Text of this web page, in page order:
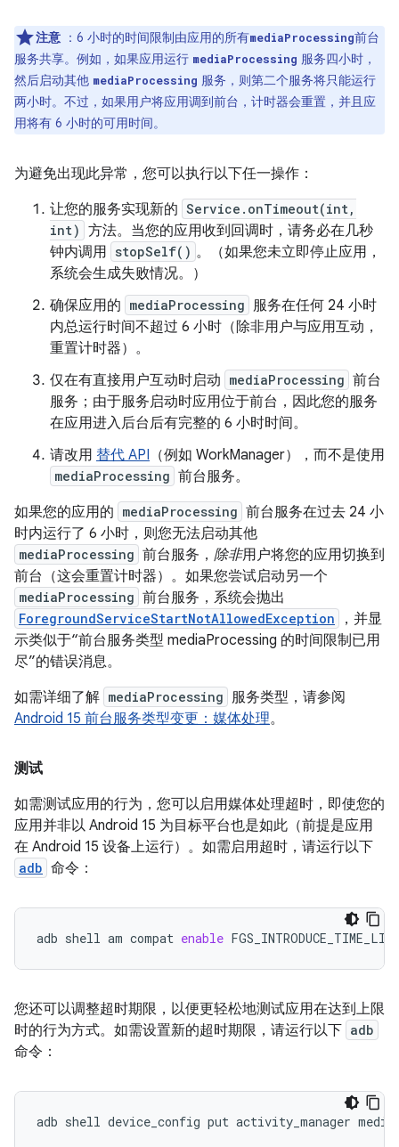
注意 ：6 小时的时间限制由应用的所有mediaProcessing前台
服务共享。例如，如果应用运行 mediaProcessing 服务四小时，
然后启动其他 mediaProcessing 服务，则第二个服务将只能运行
两小时。不过，如果用户将应用调到前台，计时器会重置，并且应
用将有 6 小时的可用时间。
为避免出现此异常，您可以执行以下任一操作：
让您的服务实现新的 Service.onTimeout(int,
int) 方法。当您的应用收到回调时，请务必在几秒
钟内调用 stopSelf() 。（如果您未立即停止应用，
系统会生成失败情况。）
确保应用的 mediaProcessing 服务在任何 24 小时
内总运行时间不超过 6 小时（除非用户与应用互动，
重置计时器）。
仅在有直接用户互动时启动 mediaProcessing 前台
服务；由于服务启动时应用位于前台，因此您的服务
在应用进入后台后有完整的 6 小时时间。
请改用 替代 API （例如 WorkManager），而不是使用
mediaProcessing 前台服务。
如果您的应用的 mediaProcessing 前台服务在过去 24 小
时内运行了 6 小时，则您无法启动其他
mediaProcessing 前台服务， 除非用户将您的应用切换到
前台（这会重置计时器）。如果您尝试启动另一个
mediaProcessing 前台服务，系统会抛出
ForegroundServiceStartNotAllowedException
，并显
示类似于“前台服务类型 mediaProcessing 的时间限制已用
尽”的错误消息。
如需详细了解 mediaProcessing 服务类型，请参阅
Android 15 前台服务类型变更：媒体处理。
测试
如需测试应用的行为，您可以启用媒体处理超时，即使您的
应用并非以 Android 15 为目标平台也是如此（前提是应用
在 Android 15 设备上运行）。如需启用超时，请运行以下
adb 命令：
adb shell am compat enable
您还可以调整超时期限，以便更轻松地测试应用在达到上限
时的行为方式。如需设置新的超时期限，请运行以下 adb
命令：
adb shell device_config put activity_manager